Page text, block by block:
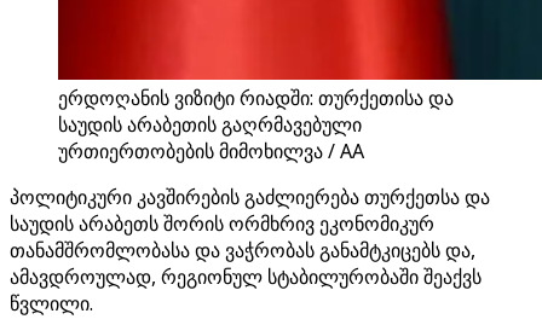
ერდოღანის ვიზიტი რიადში: თურქეთისა და
საუდის არაბეთის გაღრმავებული
ურთიერთობების მიმოხილვა / AA
პოლიტიკური კავშირების გაძლიერება თურქეთსა და
საუდის არაბეთს შორის ორმხრივ ეკონომიკურ
თანამშრომლობასა და ვაჭრობას განამტკიცებს და,
ამავდროულად, რეგიონულ სტაბილურობაში შეაქვს
წვლილი.